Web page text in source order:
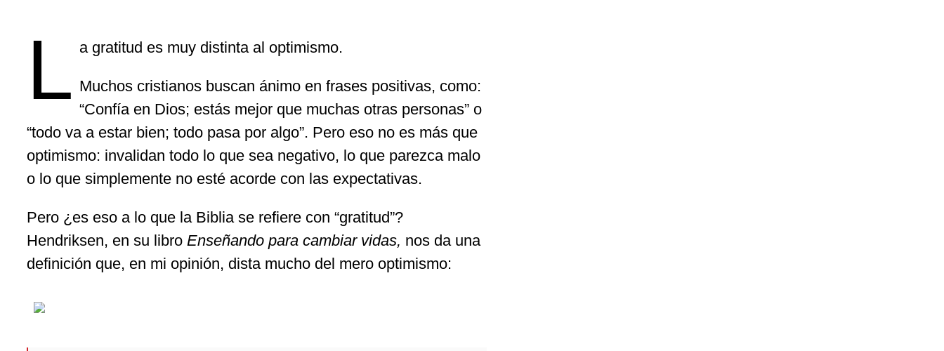
L a gratitud es muy distinta al optimismo.
Muchos cristianos buscan ánimo en frases positivas, como:
“Confía en Dios; estás mejor que muchas otras personas” o
“todo va a estar bien; todo pasa por algo”. Pero eso no es más que
optimismo: invalidan todo lo que sea negativo, lo que parezca malo
o lo que simplemente no esté acorde con las expectativas.
Pero ¿es eso a lo que la Biblia se refiere con “gratitud”?
Hendriksen, en su libro Enseñando para cambiar vidas, nos da una
definición que, en mi opinión, dista mucho del mero optimismo: